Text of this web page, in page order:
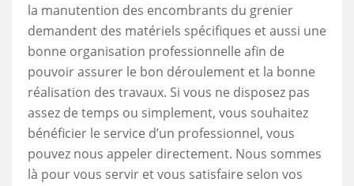
la manutention des encombrants du grenier
demandent des matériels spécifiques et aussi une
bonne organisation professionnelle afin de
pouvoir assurer le bon déroulement et la bonne
réalisation des travaux. Si vous ne disposez pas
assez de temps ou simplement, vous souhaitez
bénéficier le service d’un professionnel, vous
pouvez nous appeler directement. Nous sommes
là pour vous servir et vous satisfaire selon vos